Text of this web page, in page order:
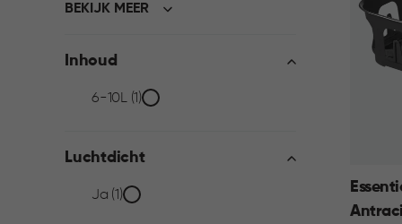
BEKIJK MEER
Inhoud
Inhoud
filter
6-10L (1)
Luchtdicht
Luchtdicht
Ja (1)